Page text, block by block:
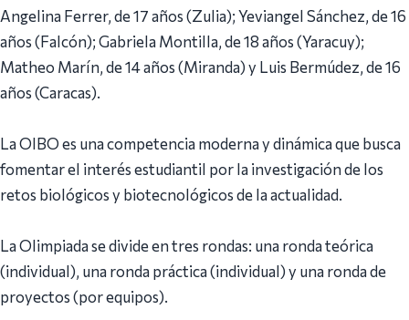
Angelina Ferrer, de 17 años (Zulia); Yeviangel Sánchez, de 16
años (Falcón); Gabriela Montilla, de 18 años (Yaracuy);
Matheo Marín, de 14 años (Miranda) y Luis Bermúdez, de 16
años (Caracas).
La OIBO es una competencia moderna y dinámica que busca
fomentar el interés estudiantil por la investigación de los
retos biológicos y biotecnológicos de la actualidad.
La Olimpiada se divide en tres rondas: una ronda teórica
(individual), una ronda práctica (individual) y una ronda de
proyectos (por equipos).